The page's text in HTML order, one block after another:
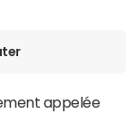
appelée